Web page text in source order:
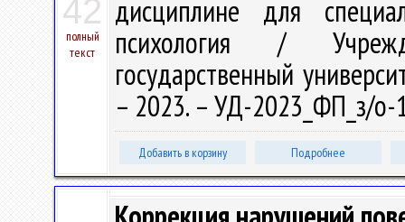
42
полный
текст
дисциплине для
психология /
государственный
– 2023. – УД-2023_ФП_з/
Добавить в корзину Подробнее